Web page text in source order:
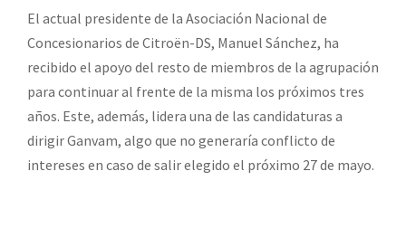
El actual presidente de la Asociación Nacional de
Concesionarios de Citroën-DS, Manuel Sánchez, ha
recibido el apoyo del resto de miembros de la agrupación
para continuar al frente de la misma los próximos tres
años. Este, además, lidera una de las candidaturas a
dirigir Ganvam, algo que no generaría conflicto de
intereses en caso de salir elegido el próximo 27 de mayo.